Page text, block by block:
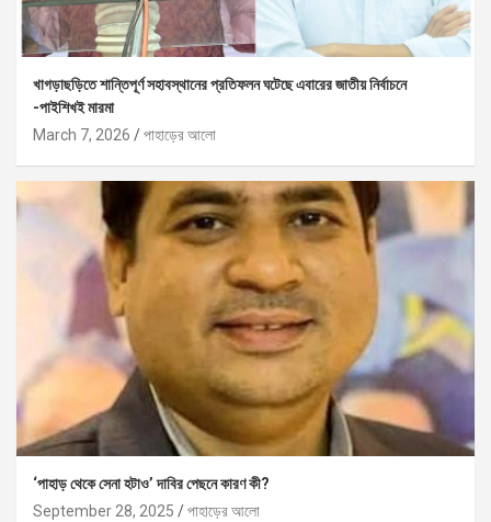
খাগড়াছড়িতে শান্তিপূর্ণ সহাবস্থানের প্রতিফলন ঘটেছে এবারের জাতীয় নির্বাচনে
-পাইশিখই মারমা
March 7, 2026
পাহাড়ের আলো
‘পাহাড় থেকে সেনা হটাও’ দাবির পেছনে কারণ কী?
September 28, 2025
পাহাড়ের আলো